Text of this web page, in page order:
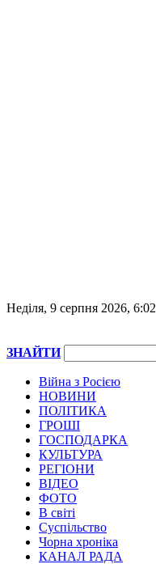
Неділя, 9 серпня 2026, 6:02
ЗНАЙТИ
Війна з Росією
НОВИНИ
ПОЛІТИКА
ГРОШІ
ГОСПОДАРКА
КУЛЬТУРА
РЕГІОНИ
ВІДЕО
ФОТО
В світі
Суспільство
Чорна хроніка
КАНАЛ РАДА